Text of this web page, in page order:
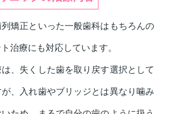
矯正といった一般歯科はもちろんの
治療にも対応しています。
、失くした歯を取り戻す選択として
、入れ歯やブリッジとは異なり噛み